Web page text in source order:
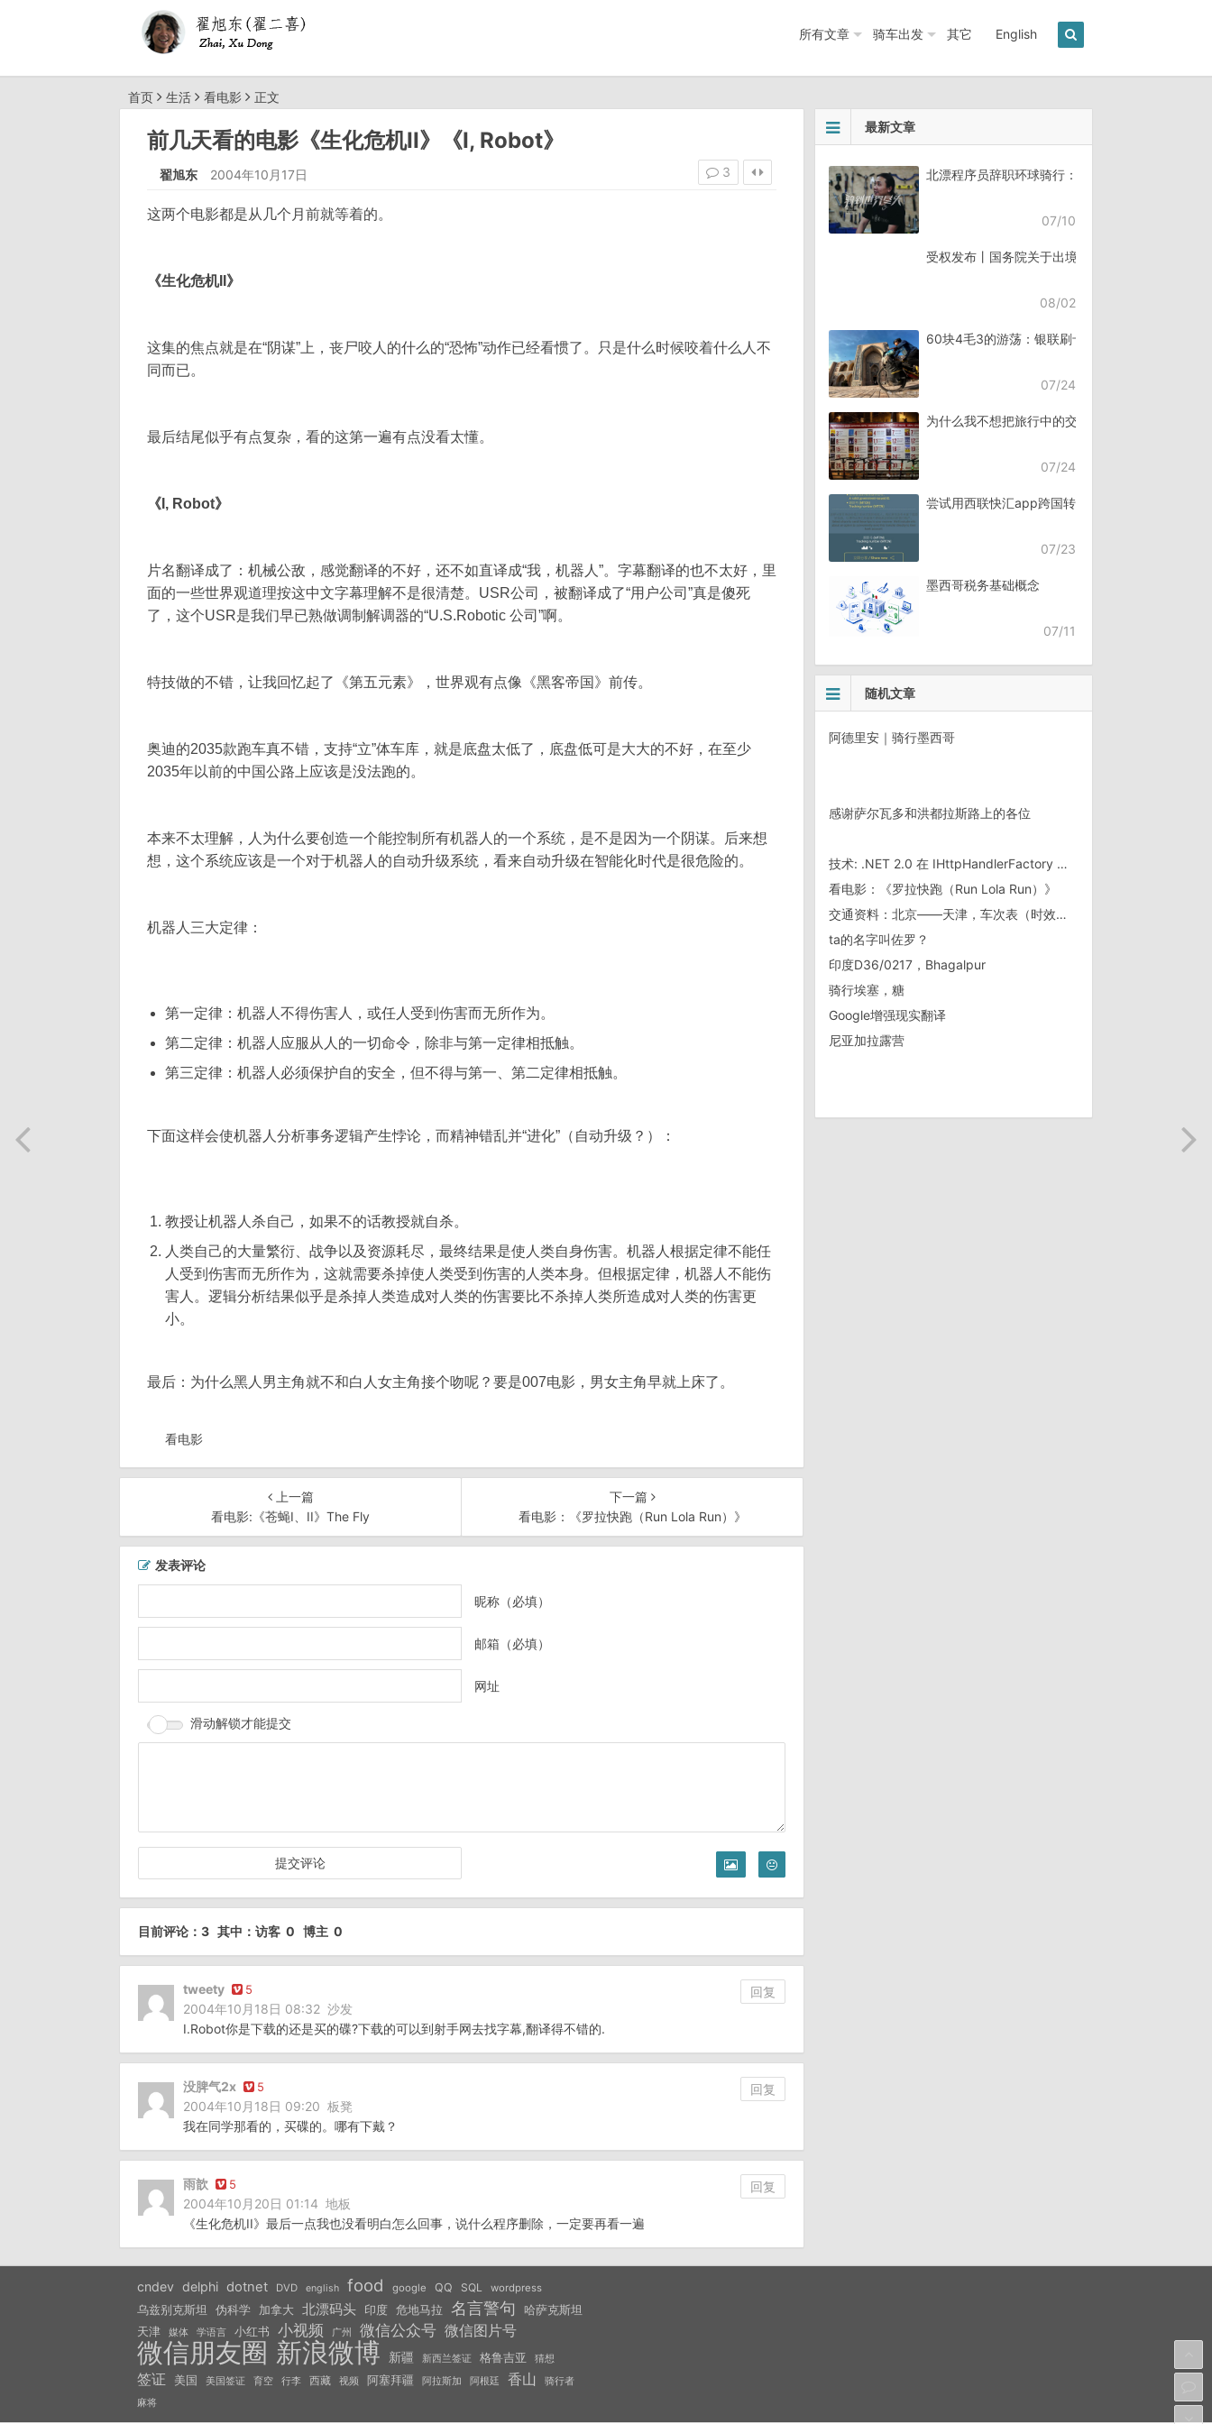
所有文章 骑车出发 其它 English
首页 生活 看电影 正文
前几天看的电影《生化危机II》《I, Robot》
翟旭东 2004年10月17日 3
这两个电影都是从几个月前就等着的。
《生化危机II》
这集的焦点就是在“阴谋”上，丧尸咬人的什么的“恐怖”动作已经看惯了。只是什么时候咬着什么人不
同而已。
最后结尾似乎有点复杂，看的这第一遍有点没看太懂。
《I, Robot》
片名翻译成了：机械公敌，感觉翻译的不好，还不如直译成“我，机器人”。字幕翻译的也不太好，里
面的一些世界观道理按这中文字幕理解不是很清楚。USR公司，被翻译成了“用户公司”真是傻死
了，这个USR是我们早已熟做调制解调器的“U.S.Robotic 公司”啊。
特技做的不错，让我回忆起了《第五元素》，世界观有点像《黑客帝国》前传。
奥迪的2035款跑车真不错，支持“立”体车库，就是底盘太低了，底盘低可是大大的不好，在至少
2035年以前的中国公路上应该是没法跑的。
本来不太理解，人为什么要创造一个能控制所有机器人的一个系统，是不是因为一个阴谋。后来想
想，这个系统应该是一个对于机器人的自动升级系统，看来自动升级在智能化时代是很危险的。
机器人三大定律：
第一定律：机器人不得伤害人，或任人受到伤害而无所作为。
第二定律：机器人应服从人的一切命令，除非与第一定律相抵触。
第三定律：机器人必须保护自的安全，但不得与第一、第二定律相抵触。
下面这样会使机器人分析事务逻辑产生悖论，而精神错乱并“进化”（自动升级？）：
教授让机器人杀自己，如果不的话教授就自杀。
人类自己的大量繁衍、战争以及资源耗尽，最终结果是使人类自身伤害。机器人根据定律不能任
人受到伤害而无所作为，这就需要杀掉使人类受到伤害的人类本身。但根据定律，机器人不能伤
害人。逻辑分析结果似乎是杀掉人类造成对人类的伤害要比不杀掉人类所造成对人类的伤害更
小。
最后：为什么黑人男主角就不和白人女主角接个吻呢？要是007电影，男女主角早就上床了。
看电影
上一篇
看电影:《苍蝇I、II》The Fly
下一篇
看电影：《罗拉快跑（Run Lola Run）》
发表评论
昵称（必填）
邮箱（必填）
网址
滑动解锁才能提交
目前评论：3 其中：访客 0 博主 0
tweety 5
回复
2004年10月18日 08:32 沙发
I.Robot你是下载的还是买的碟?下载的可以到射手网去找字幕,翻译得不错的.
没脾气2x 5
回复
2004年10月18日 09:20 板凳
我在同学那看的，买碟的。哪有下戴？
雨歆 5
回复
2004年10月20日 01:14 地板
《生化危机II》最后一点我也没看明白怎么回事，说什么程序删除，一定要再看一遍
最新文章
北漂程序员辞职环球骑行：7年骑行45个国家《骑
07/10
受权发布丨国务院关于出境入境管理的规定
08/02
60块4毛3的游荡：银联刷卡失败，却扣了钱
07/24
为什么我不想把旅行中的交流，全都交给AI？
07/24
尝试用西联快汇app跨国转账
07/23
墨西哥税务基础概念
07/11
随机文章
阿德里安｜骑行墨西哥
感谢萨尔瓦多和洪都拉斯路上的各位
技术: .NET 2.0 在 IHttpHandlerFactory 中得到的
看电影：《罗拉快跑（Run Lola Run）》
交通资料：北京——天津，车次表（时效变动）
ta的名字叫佐罗？
印度D36/0217，Bhagalpur
骑行埃塞，糖
Google增强现实翻译
尼亚加拉露营
cndev delphi dotnet DVD english food google QQ SQL wordpress
乌兹别克斯坦 伪科学 加拿大 北漂码头 印度 危地马拉 名言警句 哈萨克斯坦
天津 媒体 学语言 小红书 小视频 广州 微信公众号 微信图片号
微信朋友圈 新浪微博 新疆 新西兰签证 格鲁吉亚 猜想
签证 美国 美国签证 育空 行李 西藏 视频 阿塞拜疆 阿拉斯加 阿根廷 香山
骑行者
麻将